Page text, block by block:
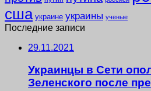
сша украине украины ученые
Последние записи
29.11.2021
Украинцы в Сети
Зеленского после